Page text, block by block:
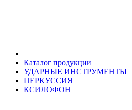
Каталог продукции
УДАРНЫЕ ИНСТРУМЕНТЫ
ПЕРКУССИЯ
КСИЛОФОН